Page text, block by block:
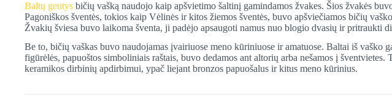
Baltų gentys bičių vašką naudojo kaip apšvietimo šaltinį gamindamos žvakes. Šios žvakės
Pagoniškos šventės, tokios kaip Vėlinės ir kitos žiemos šventės, buvo apšviečiamos bičių
Žvakių šviesa buvo laikoma šventa, ji padėjo apsaugoti namus nuo blogio dvasių ir pritraukti
Be to, bičių vaškas buvo naudojamas įvairiuose meno kūriniuose ir amatuose. Baltai iš
figūrėlės, papuoštos simboliniais raštais, buvo dedamos ant altorių arba nešamos į
keramikos dirbinių apdirbimui, ypač liejant bronzos papuošalus ir kitus meno kūrinius.